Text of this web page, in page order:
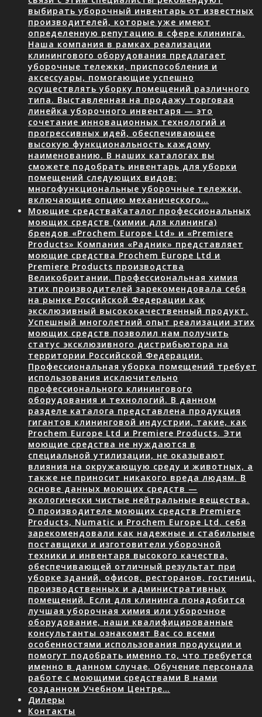
выбирать уборочный инвентарь от известных
производителей, которые уже имеют
определенную репутацию в сфере клининга.
Наша компания в рамках реализации
клинингового оборудования предлагает
уборочные тележки, приспособления и
аксессуары, помогающие успешно
осуществлять уборку помещений различного
типа. Выставленная на продажу торговая
линейка уборочного инвентаря — это
сочетание инновационных технологий и
прогрессивных идей, обеспечивающее
высокую функциональность каждому
наименованию. В наших каталогах вы
сможете подобрать инвентарь для уборки
помещений следующих видов:
многофункциональные уборочные тележки,
включающие опцию механического…
Моющие средстваКаталог профессиональных
моющих средств (химии для клининга)
брендов «Prochem Europe Ltd» и «Premiere
Products» Компания «Радник» представляет
моющие средства Prochem Europe Ltd и
Premiere Products производства
Великобритании. Профессиональная химия
этих производителей зарекомендовала себя
на рынке Российской Федерации как
эксклюзивный высококачественный продукт.
Успешный многолетний опыт реализации этих
моющих средств позволил нам получить
статус эксклюзивного дистрибьютора на
территории Российской Федерации.
Профессиональная уборка помещений требует
использования исключительно
профессионального клинингового
оборудования и технологий. В данном
разделе каталога представлена продукция
гигантов клининговой индустрии, такие, как
Prochem Europe Ltd и Premiere Products. Эти
моющие средства не нуждаются в
специальной утилизации, не оказывают
влияния на окружающую среду и животных, а
также не приносит никакого вреда людям. В
основе данных моющих средств —
экологически чистые нейтральные вещества.
О производителе моющих средств Premiere
Products, Numatic и Prochem Europe Ltd. себя
зарекомендовали как надежные и стабильные
поставщики и изготовители уборочной
техники и инвентаря высокого качества,
обеспечивающей отличный результат при
уборке зданий, офисов, ресторанов, гостиниц,
производственных и административных
помещений. Если для клининга понадобится
лучшая уборочная химия или уборочное
оборудование, наши квалифицированные
консультанты ознакомят Вас со всеми
особенностями использования продукции и
помогут подобрать именно то, что требуется
именно в данном случае. Обучение персонала
работе с моющими средствами В нами
созданном Учебном Центре…
Дилеры
Контакты